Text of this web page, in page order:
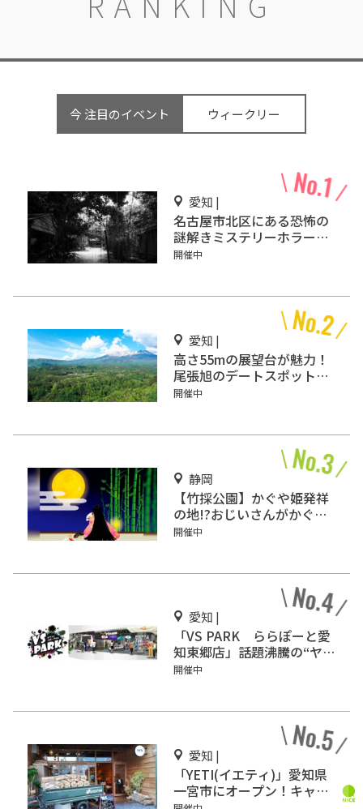
今 注目のイベント ウィークリー
愛知 |
名古屋市北区にある恐怖の
謎解きミステリーホラー
「エモい家」あなたは行き
開催中
愛知 |
高さ55mの展望台が魅力！
尾張旭のデートスポット
「スカイワードあさひ」
開催中
静岡
【竹採公園】かぐや姫発祥
の地!?おじいさんがかぐや
姫を見つけた場所を見に行
開催中
愛知 |
「VS PARK ららぽーと愛
知東郷店」話題沸騰の“ヤバ
すぎスポーツ”を体感せ
開催中
愛知 |
「YETI(イエティ)」愛知県
一宮市にオープン！キャン